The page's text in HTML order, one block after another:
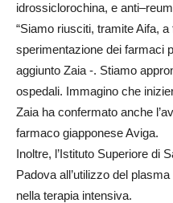
idrossiclorochina, e
“Siamo riusciti, tramite Aifa,
sperimentazione dei farmaci
aggiunto Zaia -. Stiamo
ospedali. Immagino che
Zaia ha confermato anche
farmaco giapponese Aviga.
Inoltre, l’Istituto Superiore di
Padova all’utilizzo del
nella terapia intensiva.